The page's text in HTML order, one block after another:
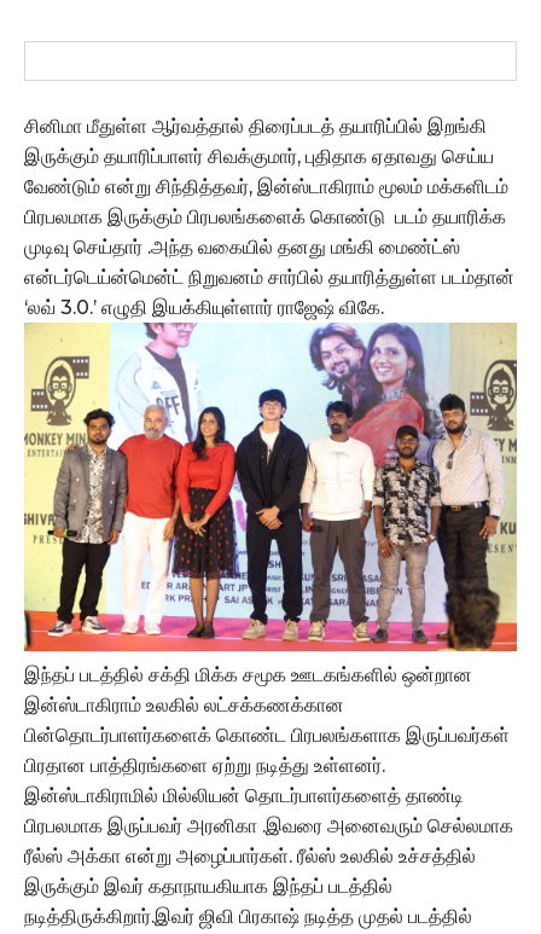
சினிமா மீதுள்ள ஆர்வத்தால் திரைப்படத் தயாரிப்பில் இறங்கி
இருக்கும் தயாரிப்பாளர் சிவக்குமார், புதிதாக ஏதாவது செய்ய
வேண்டும் என்று சிந்தித்தவர், இன்ஸ்டாகிராம் மூலம் மக்களிடம்
பிரபலமாக இருக்கும் பிரபலங்களைக் கொண்டு படம் தயாரிக்க
முடிவு செய்தார் .அந்த வகையில் தனது மங்கி மைண்ட்ஸ்
என்டர்டெய்ன்மென்ட் நிறுவனம் சார்பில் தயாரித்துள்ள படம்தான்
‘லவ் 3.0.’ எழுதி இயக்கியுள்ளார் ராஜேஷ் விகே.
இந்தப் படத்தில் சக்தி மிக்க சமூக ஊடகங்களில் ஒன்றான
இன்ஸ்டாகிராம் உலகில் லட்சக்கணக்கான
பின்தொடர்பாளர்களைக் கொண்ட பிரபலங்களாக இருப்பவர்கள்
பிரதான பாத்திரங்களை ஏற்று நடித்து உள்ளனர்.
இன்ஸ்டாகிராமில் மில்லியன் தொடர்பாளர்களைத் தாண்டி
பிரபலமாக இருப்பவர் அரனிகா .இவரை அனைவரும் செல்லமாக
ரீல்ஸ் அக்கா என்று அழைப்பார்கள். ரீல்ஸ் உலகில் உச்சத்தில்
இருக்கும் இவர் கதாநாயகியாக இந்தப் படத்தில்
நடித்திருக்கிறார்.இவர் ஜிவி பிரகாஷ் நடித்த முதல் படத்தில்